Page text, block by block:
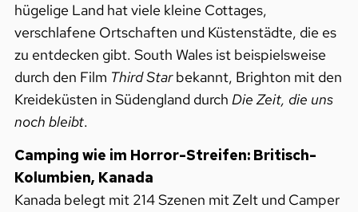
hügelige Land hat viele kleine Cottages,
verschlafene Ortschaften und Küstenstädte, die es
zu entdecken gibt. South Wales ist beispielsweise
durch den Film Third Starbekannt, Brighton mit den
Kreideküsten in Südengland durch Die Zeit, die uns
noch bleibt.
Camping wie im Horror-Streifen: Britisch-
Kolumbien, Kanada
Kanada belegt mit 214 Szenen mit Zelt und Camper